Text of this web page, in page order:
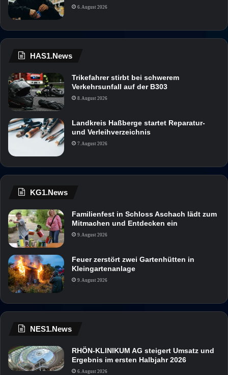
6. August 2026
HAS1.News
Trikefahrer stirbt bei schwerem
Verkehrsunfall auf der B303
8. August 2026
Landkreis Haßberge startet Reparatur-
und Verleihverzeichnis
7. August 2026
KG1.News
Familienfest in Schloss Aschach lädt zum
Mitmachen und Entdecken ein
9. August 2026
Feuer zerstört zwei Gartenhütten in
Kleingartenanlage
9. August 2026
NES1.News
RHÖN-KLINIKUM AG steigert Umsatz und
Ergebnis im ersten Halbjahr 2026
6. August 2026